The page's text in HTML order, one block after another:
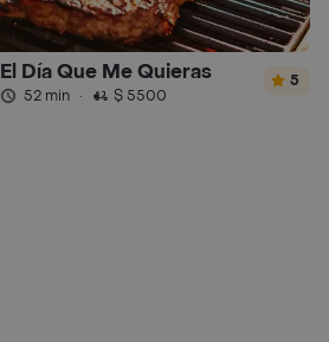
El Día Que Me Quieras
52 min · $ 5500
5